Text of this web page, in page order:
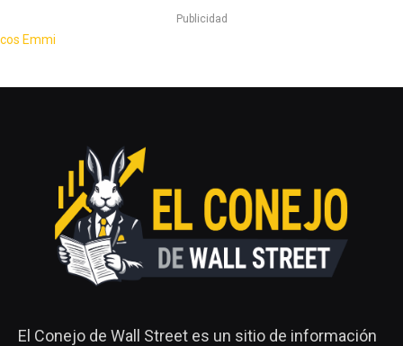
Publicidad
El Conejo de Wall Street es un sitio de información